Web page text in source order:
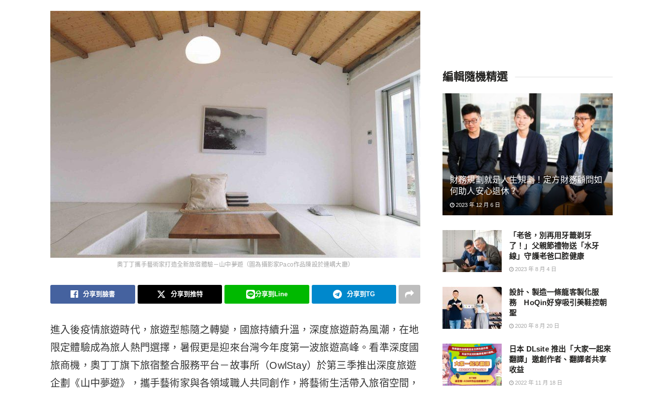
奧丁丁攜手藝術家打造全新旅宿體驗－山中夢遊（圖為攝影家Paco作品陳設於連嵎大廳）
分享到臉書 分享到推特 分享到Line 分享到TG
進入後疫情旅遊時代，旅遊型態隨之轉變，國旅持續升溫，深度旅遊蔚為風潮，在地
限定體驗成為旅人熱門選擇，暑假更是迎來台灣今年度第一波旅遊高峰。看準深度國
旅商機，奧丁丁旗下旅宿整合服務平台－故事所（OwlStay）於第三季推出深度旅遊
企劃《山中夢遊》，攜手藝術家與各領域職人共同創作，將藝術生活帶入旅宿空間，
編輯隨機精選
財務規劃就是人生規劃！定方財務顧問如
何助人安心退休？
2023 年 12 月 6 日
「老爸，別再用牙籤剃牙
了！」父親節禮物送「水牙
線」守護老爸口腔健康
2023 年 8 月 4 日
設計、製造一條龍客製化服
務 HoQin好穿吸引美鞋控朝
聖
2020 年 8 月 20 日
日本 DLsite 推出「大家一起來
翻譯」邀創作者、翻譯者共享
收益
2022 年 11 月 18 日